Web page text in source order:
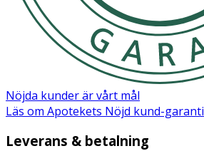
Nöjda kunder är vårt mål
Läs om Apotekets Nöjd kund-garanti
Leverans & betalning